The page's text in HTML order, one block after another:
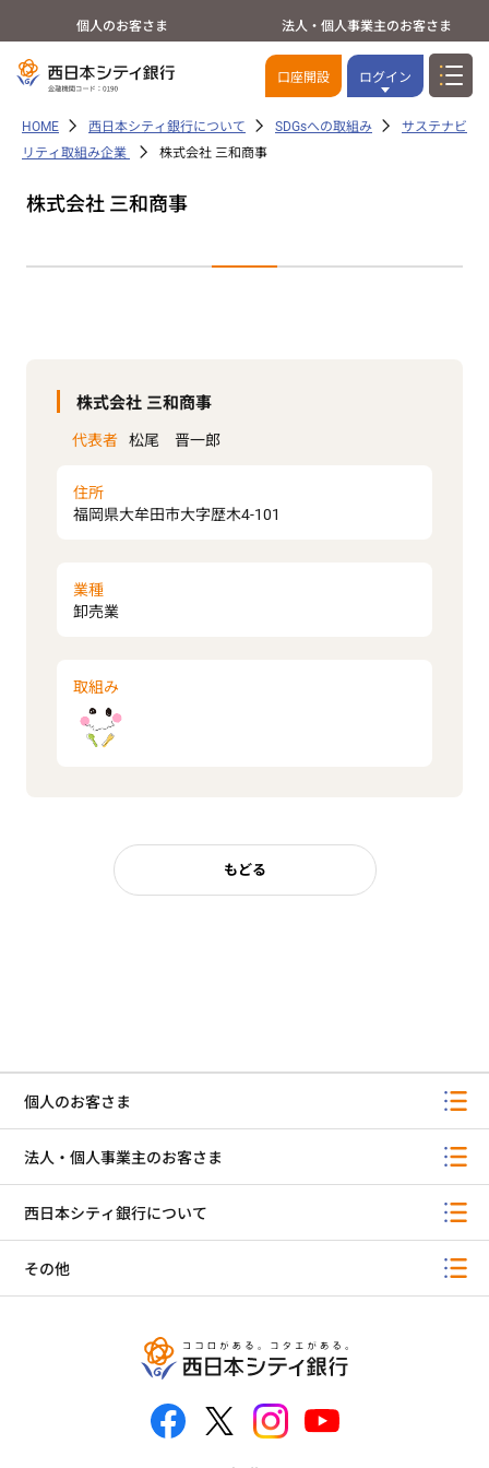
個人のお客さま 法人・個人事業主のお客さま
口座開設 ログイン
HOME 西日本シティ銀行について SDGsへの取組み
サステナビ
リティ取組み企業
株式会社 三和商事
株式会社 三和商事
株式会社 三和商事
代表者 松尾 晋一郎
住所
福岡県大牟田市大字歴木4-101
業種
卸売業
取組み
もどる
個人のお客さま
法人・個人事業主のお客さま
西日本シティ銀行について
その他